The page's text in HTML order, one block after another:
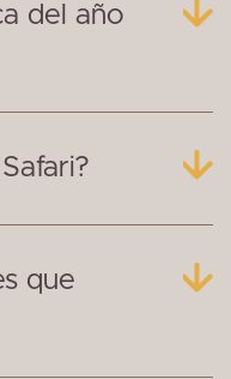
del año
que